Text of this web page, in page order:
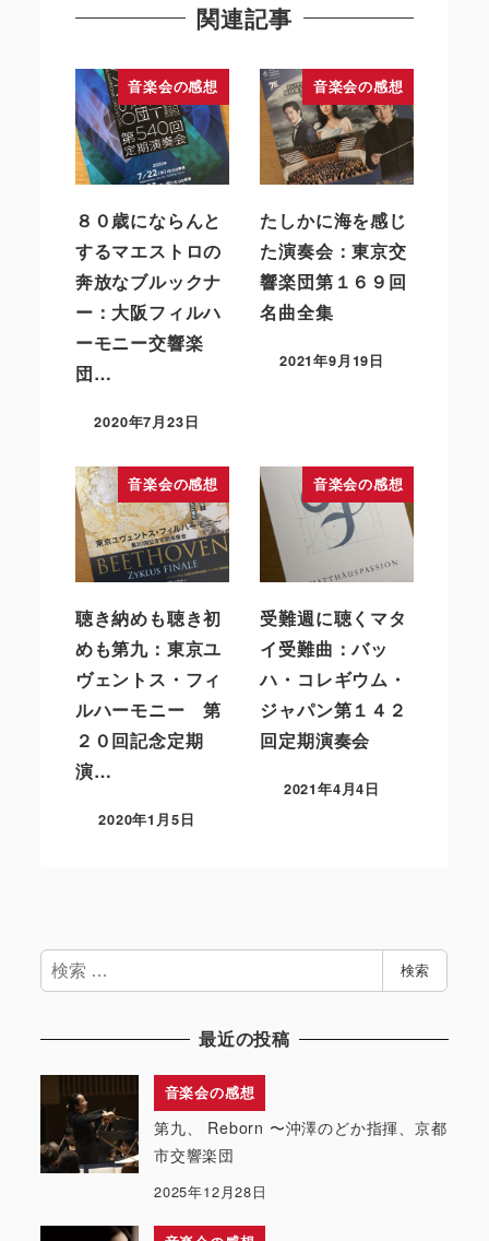
関連記事
音楽会の感想
８０歳にならんと
するマエストロの
奔放なブルックナ
ー：大阪フィルハ
ーモニー交響楽
団…
2020年7月23日
音楽会の感想
たしかに海を感じ
た演奏会：東京交
響楽団第１６９回
名曲全集
2021年9月19日
音楽会の感想
聴き納めも聴き初
めも第九：東京ユ
ヴェントス・フィ
ルハーモニー 第
２０回記念定期
演…
2020年1月5日
音楽会の感想
受難週に聴くマタ
イ受難曲：バッ
ハ・コレギウム・
ジャパン第１４２
回定期演奏会
2021年4月4日
検
索
検索
最近の投稿
音楽会の感想
第九、 Reborn 〜沖澤のどか指揮、京都
市交響楽団
2025年12月28日